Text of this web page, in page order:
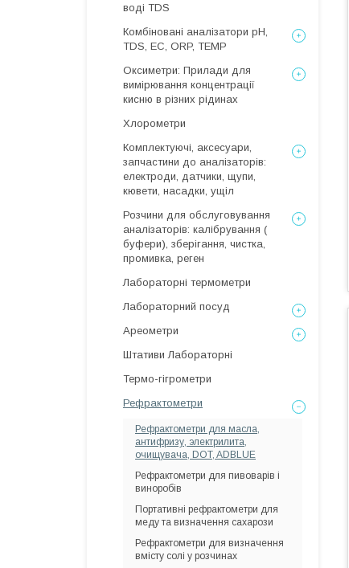
воді TDS
Комбіновані аналізатори pH,
TDS, EC, ORP, TEMP
Оксиметри: Прилади для
вимірювання концентрації
кисню в різних рідинах
Хлорометри
Комплектуючі, аксесуари,
запчастини до аналізаторів:
електроди, датчики, щупи,
кювети, насадки, ущіл
Розчини для обслуговування
аналізаторів: калібрування (
буфери), зберігання, чистка,
промивка, реген
Лабораторні термометри
Лабораторний посуд
Ареометри
Штативи Лабораторні
Термо-гігрометри
Рефрактометри
Рефрактометри для масла,
антифризу, электрилита,
очищувача, DOT, ADBLUE
Рефрактометри для пивоварів і
виноробів
Портативні рефрактометри для
меду та визначення сахарози
Рефрактометри для визначення
вмісту солі у розчинах